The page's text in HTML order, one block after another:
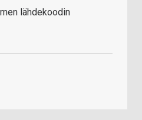
lähdekoodin